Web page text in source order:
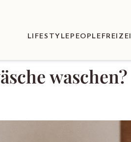
LIFESTYLE PEOPLE
waschen?